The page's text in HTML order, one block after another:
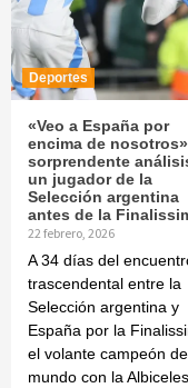
Deportes
«Veo a España por
encima de
sorprendente
un jugador de la
Selección argentina
antes de la
22 febrero, 2026
A 34 días del
trascendental entre la
Selección argentina y
España por la
el volante campeón
mundo con la